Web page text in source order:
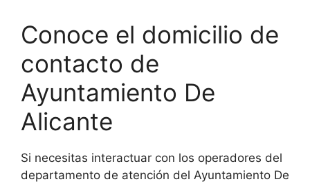
Conoce el domicilio de
contacto de
Ayuntamiento De
Alicante
Si necesitas interactuar con los operadores del
departamento de atención del Ayuntamiento De